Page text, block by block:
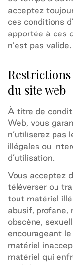
acceptez
ces conditions
apportée à ces
n’est pas valide.
du site web
À titre de
Web, vous
n’utiliserez pas
illégales ou
d’utilisation.
Vous acceptez
téléverser ou
tout matériel
abusif, profane,
obscène,
encourageant
matériel
matériel qui